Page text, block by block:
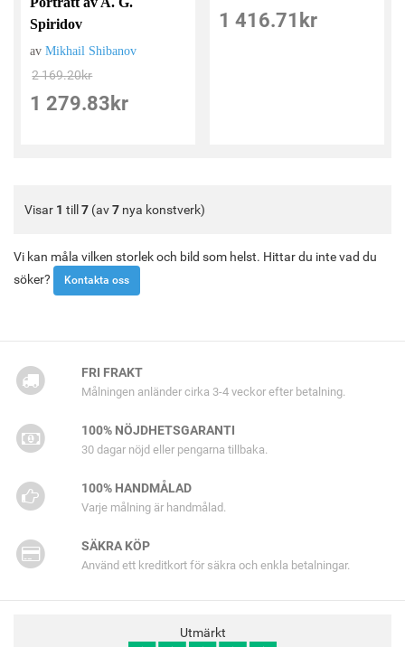
Spiridov
avMikhail Shibanov
2 169.20kr
1 279.83 kr
1 416.71 kr
Visar 1 till 7 (av7 nya konstverk)
Vi kan måla vilken storlek och bild som helst. Hittar du inte vad du
söker?
Kontakta oss
FRI FRAKT
Målningen anländer cirka 3-4 veckor efter betalning.
100% NÖJDHETSGARANTI
30 dagar nöjd eller pengarna tillbaka.
100% HANDMÅLAD
Varje målning är handmålad.
SÄKRA KÖP
Använd ett kreditkort för säkra och enkla betalningar.
Utmärkt